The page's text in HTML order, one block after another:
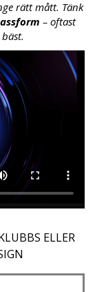
rätt mått. Tänk
– oftast
ELLER